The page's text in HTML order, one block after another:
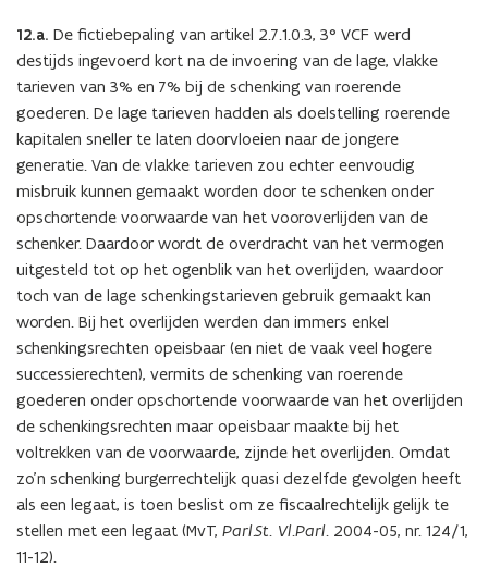
12.a. De fictiebepaling van artikel 2.7.1.0.3, 3° VCF werd
destijds ingevoerd kort na de invoering van de lage, vlakke
tarieven van 3% en 7% bij de schenking van roerende
goederen. De lage tarieven hadden als doelstelling roerende
kapitalen sneller te laten doorvloeien naar de jongere
generatie. Van de vlakke tarieven zou echter eenvoudig
misbruik kunnen gemaakt worden door te schenken onder
opschortende voorwaarde van het vooroverlijden van de
schenker. Daardoor wordt de overdracht van het vermogen
uitgesteld tot op het ogenblik van het overlijden, waardoor
toch van de lage schenkingstarieven gebruik gemaakt kan
worden. Bij het overlijden werden dan immers enkel
schenkingsrechten opeisbaar (en niet de vaak veel hogere
successierechten), vermits de schenking van roerende
goederen onder opschortende voorwaarde van het overlijden
de schenkingsrechten maar opeisbaar maakte bij het
voltrekken van de voorwaarde, zijnde het overlijden. Omdat
zo’n schenking burgerrechtelijk quasi dezelfde gevolgen heeft
als een legaat, is toen beslist om ze fiscaalrechtelijk gelijk te
stellen met een legaat (MvT, Parl.St. Vl.Parl. 2004-05, nr. 124/1,
11-12).